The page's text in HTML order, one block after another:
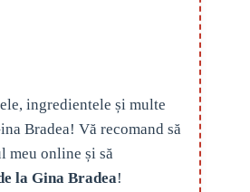
ingredientele și multe
Bradea! Vă recomand să
meu online și să
la Gina Bradea!